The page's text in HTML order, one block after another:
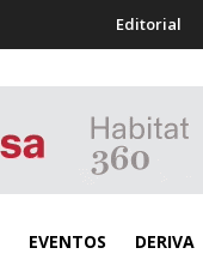
Editorial
EVENTOS DERIVA